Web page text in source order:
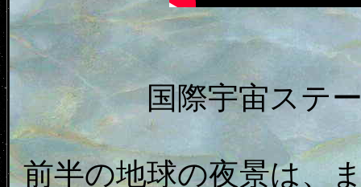
国際宇宙ステ
前半の地球の夜景は、